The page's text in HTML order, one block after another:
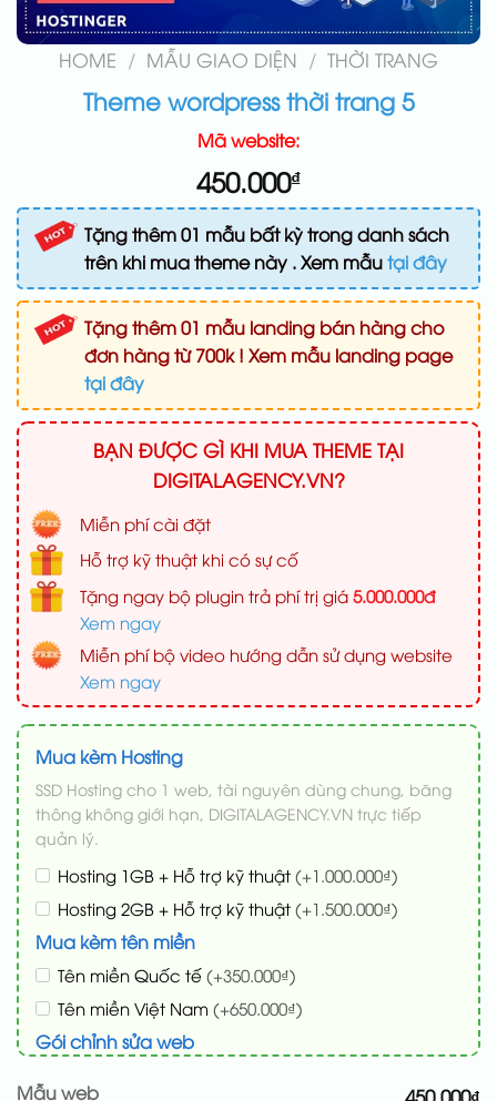
HOME / MẪU GIAO DIỆN / THỜI TRANG
Theme wordpress thời trang 5
Mã website:
450.000₫
Tặng thêm 01 mẫu bất kỳ trong danh sách
trên khi mua theme này . Xem mẫutại đây
Tặng thêm 01 mẫu landing bán hàng cho
đơn hàng từ 700k ! Xem mẫu landing page
tại đây
BẠN ĐƯỢC GÌ KHI MUA THEME TẠI
DIGITALAGENCY.VN?
Miễn phí cài đặt
Hỗ trợ kỹ thuật khi có sự cố
Tặng ngay bộ plugin trả phí trị giá 5.000.000đ
Xem ngay
Miễn phí bộ video hướng dẫn sử dụng website
Xem ngay
Mua kèm Hosting
SSD Hosting cho 1 web, tài nguyên dùng chung, băng
thông không giới hạn, DIGITALAGENCY.VN trực tiếp
quản lý.
Hosting 1GB + Hỗ trợ kỹ thuật (+1.000.000₫)
Hosting 2GB + Hỗ trợ kỹ thuật (+1.500.000₫)
Mua kèm tên miền
Tên miền Quốc tế (+350.000₫)
Tên miền Việt Nam (+650.000₫)
Gói chỉnh sửa web
Mẫu web